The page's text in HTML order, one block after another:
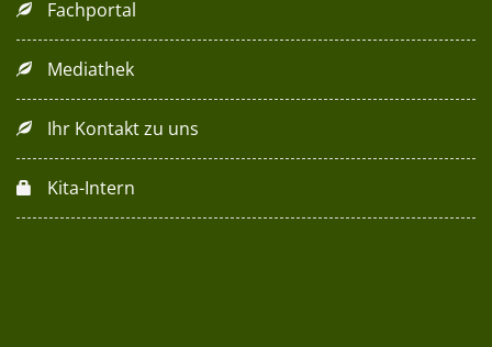
Fachportal
Mediathek
Ihr Kontakt zu uns
Kita-Intern